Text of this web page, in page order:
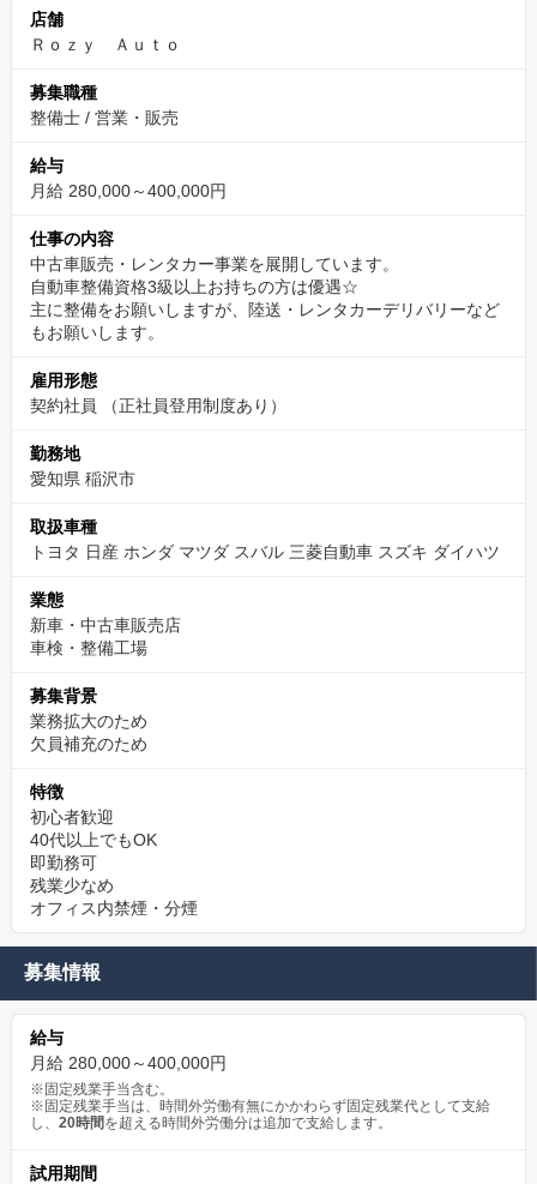
店舗
Ｒｏｚｙ Ａｕｔｏ
募集職種
整備士 / 営業・販売
給与
月給 280,000～400,000円
仕事の内容
中古車販売・レンタカー事業を展開しています。
自動車整備資格3級以上お持ちの方は優遇☆
主に整備をお願いしますが、陸送・レンタカーデリバリーなど
もお願いします。
雇用形態
契約社員 （正社員登用制度あり）
勤務地
愛知県 稲沢市
取扱車種
トヨタ 日産 ホンダ マツダ スバル 三菱自動車 スズキ ダイハツ
業態
新車・中古車販売店
車検・整備工場
募集背景
業務拡大のため
欠員補充のため
特徴
初心者歓迎
40代以上でもOK
即勤務可
残業少なめ
オフィス内禁煙・分煙
募集情報
給与
月給 280,000～400,000円
※固定残業手当含む。
※固定残業手当は、時間外労働有無にかかわらず固定残業代として支給
し、 20時間を超える時間外労働分は追加で支給します。
試用期間